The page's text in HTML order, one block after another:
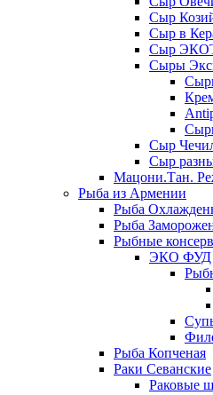
Сыр
Сыр в
Сыр
Сыры
Сыр
Сыр
Мацони.Тан.
Рыба из Армении
Рыба
Рыба
Рыбные
ЭКО ФУД
Рыба Копченая
Раки Севанские
Раковые